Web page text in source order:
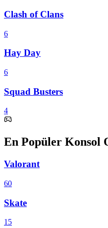
Clash of Clans
6
Hay Day
6
Squad Busters
4
En Popüler Konsol
Valorant
60
Skate
15